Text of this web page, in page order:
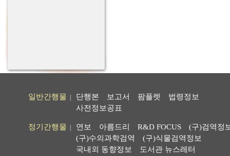
일반간행물 단행본 보고서 팜플렛
법령정보
사전정보공표
정기간행물 연보 아름드리 R&D FOCUS
(구)검역정
(구)수의과학검역
(구)식물검역정보
국내외 동향정보
도서관 뉴스레터